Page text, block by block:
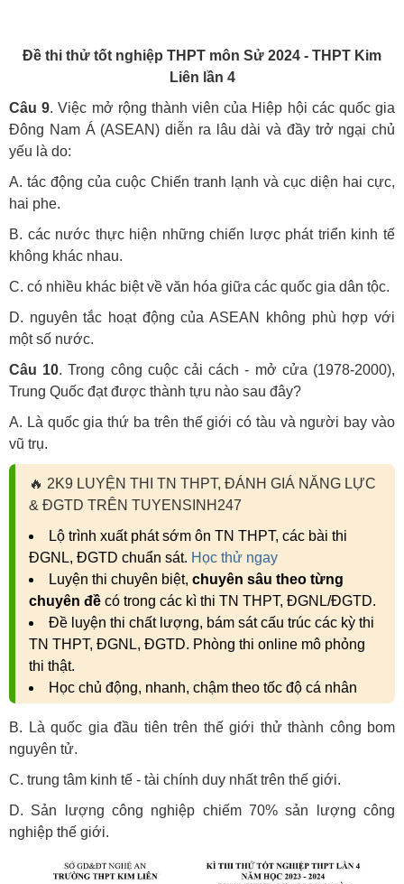
Đề thi thử tốt nghiệp THPT môn Sử 2024 - THPT Kim
Liên lần 4
Câu 9. Việc mở rộng thành viên của Hiệp hội các quốc gia
Đông Nam Á (ASEAN) diễn ra lâu dài và đầy trở ngại chủ
yếu là do:
A. tác động của cuộc Chiến tranh lạnh và cục diện hai cực,
hai phe.
B. các nước thực hiện những chiến lược phát triển kinh tế
không khác nhau.
C. có nhiều khác biệt về văn hóa giữa các quốc gia dân tộc.
D. nguyên tắc hoạt động của ASEAN không phù hợp với
một số nước.
Câu 10. Trong công cuộc cải cách - mở cửa (1978-2000),
Trung Quốc đạt được thành tựu nào sau đây?
A. Là quốc gia thứ ba trên thế giới có tàu và người bay vào
vũ trụ.
🔥 2K9 LUYỆN THI TN THPT, ĐÁNH GIÁ NĂNG LỰC
& ĐGTD TRÊN TUYENSINH247
Lộ trình xuất phát sớm ôn TN THPT, các bài thi
ĐGNL, ĐGTD chuẩn sát. Học thử ngay
Luyện thi chuyên biệt, chuyên sâu theo từng
chuyên đề có trong các kì thi TN THPT, ĐGNL/ĐGTD.
Đề luyện thi chất lượng, bám sát cấu trúc các kỳ thi
TN THPT, ĐGNL, ĐGTD. Phòng thi online mô phỏng
thi thật.
Học chủ động, nhanh, chậm theo tốc độ cá nhân
B. Là quốc gia đầu tiên trên thế giới thử thành công bom
nguyên tử.
C. trung tâm kinh tế - tài chính duy nhất trên thế giới.
D. Sản lượng công nghiệp chiếm 70% sản lượng công
nghiệp thế giới.